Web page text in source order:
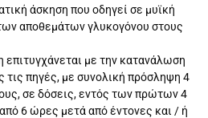
άσκηση που οδηγεί σε μυϊκή
αποθεμάτων γλυκογόνου στους
επιτυγχάνεται με την κατανάλωση
πηγές, με συνολική πρόσληψη 4
σε δόσεις, εντός των πρώτων 4
6 ώρες μετά από έντονες και / ή